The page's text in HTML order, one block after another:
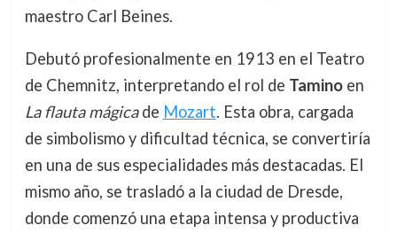
maestro Carl Beines.
Debutó profesionalmente en 1913 en el Teatro
de Chemnitz, interpretando el rol de Taminoen
La flauta mágicade Mozart. Esta obra, cargada
de simbolismo y dificultad técnica, se convertiría
en una de sus especialidades más destacadas. El
mismo año, se trasladó a la ciudad de Dresde,
donde comenzó una etapa intensa y productiva